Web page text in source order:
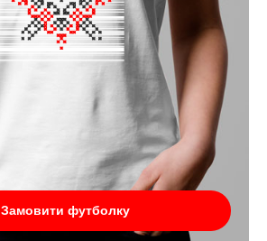
Замовити футболку